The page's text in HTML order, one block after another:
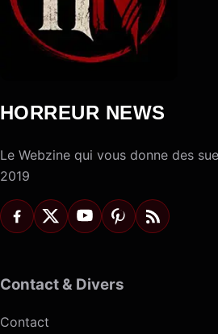
HORREUR NEWS
Le Webzine qui vous donne des
2019
Contact & Divers
Contact